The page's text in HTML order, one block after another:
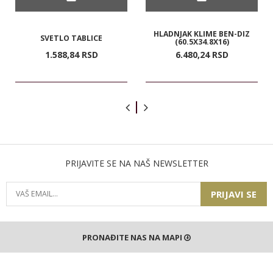
SVETLO TABLICE
1.588,84 RSD
HLADNJAK KLIME BEN-DIZ
(60.5X34.8X16)
6.480,24 RSD
PRIJAVITE SE NA NAŠ NEWSLETTER
PRIJAVI SE
PRONAĐITE NAS NA MAPI